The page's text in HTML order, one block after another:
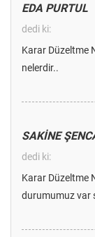
EDA PURTUL
dedi ki:
Karar Düzeltme
nelerdir..
SAKİNE
dedi ki:
Karar Düzeltme
durumumuz var